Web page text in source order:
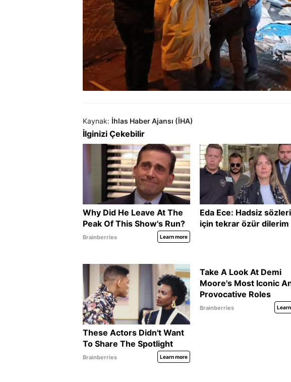
Kaynak: İhlas Haber Ajansı (İHA)